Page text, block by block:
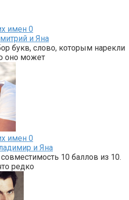
имен 0
и Яна
букв, слово, которым нарекли
оно может
имен 0
и Яна
10 баллов из 10.
редко